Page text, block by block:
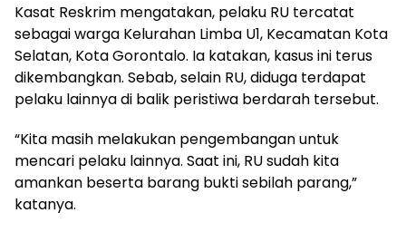
Kasat Reskrim mengatakan, pelaku RU tercatat
sebagai warga Kelurahan Limba U1, Kecamatan Kota
Selatan, Kota Gorontalo. Ia katakan, kasus ini terus
dikembangkan. Sebab, selain RU, diduga terdapat
pelaku lainnya di balik peristiwa berdarah tersebut.
“Kita masih melakukan pengembangan untuk
mencari pelaku lainnya. Saat ini, RU sudah kita
amankan beserta barang bukti sebilah parang,”
katanya.